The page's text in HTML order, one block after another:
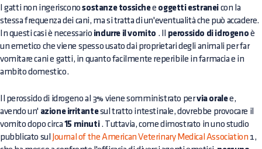
I gatti non ingerisconosostanze tossichee oggetti estranei con la
stessa frequenza dei cani, ma si tratta di un'eventualità che può accadere.
In questi casi è necessario indurre il vomito . Il perossido di idrogeno è
un emetico che viene spesso usato dai proprietari degli animali per far
vomitare cani e gatti, in quanto facilmente reperibile in farmacia e in
ambito domestico.
Il perossido di idrogeno al 3% viene somministrato pervia oralee,
avendo un' azione irritantesul tratto intestinale, dovrebbe provocare il
vomito dopo circa 15 minuti. Tuttavia, come dimostrato in uno studio
pubblicato sul
Journal of the American Veterinary Medical Association 1,